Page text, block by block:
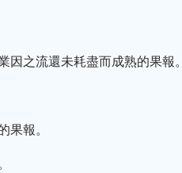
之流還未耗盡而成熟的果報。
果報。